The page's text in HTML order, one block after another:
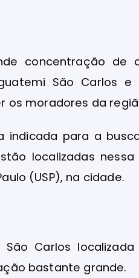
concentração de
São Carlos
os moradores da
indicada para a
localizadas
(USP), na cidade.
São Carlos
bastante grande.